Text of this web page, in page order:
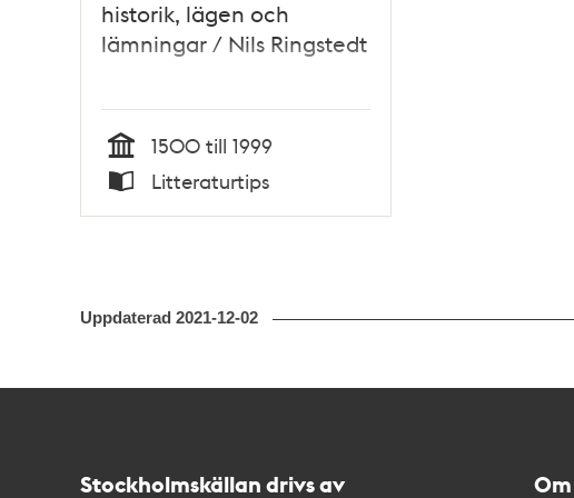
historik, lägen och
lämningar / Nils Ringstedt
Tid
1500 till 1999
Typ
Litteraturtips
Uppdaterad 2021-12-02
Stockholmskällan drivs av